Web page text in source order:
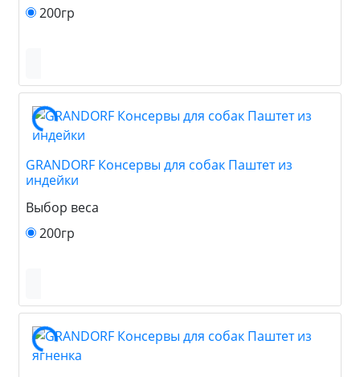
200гр
GRANDORF Консервы для собак Паштет из
индейки
Выбор веса
200гр